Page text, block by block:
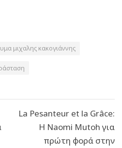
μιχαλης κακογιάννης
La Pesanteur et la Grâce:
Η Naomi Mutoh για
πρώτη φορά στην